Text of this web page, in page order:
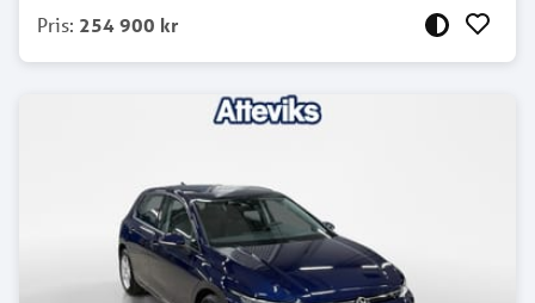
Pris: 254 900 kr